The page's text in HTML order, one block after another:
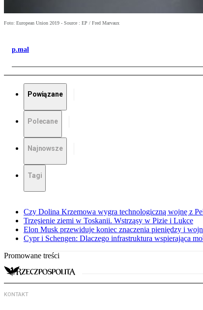
Foto: European Union 2019 - Source : EP / Fred Marvaux
p.mal
Powiązane
Polecane
Najnowsze
Tagi
Czy Dolina Krzemowa wygra technologiczną wojnę z
Trzęsienie ziemi w Toskanii. Wstrząsy w Pizie i Lukce
Elon Musk przewiduje koniec znaczenia pieniędzy i
Cypr i Schengen: Dlaczego infrastruktura wspierająca
Promowane treści
KONTAKT